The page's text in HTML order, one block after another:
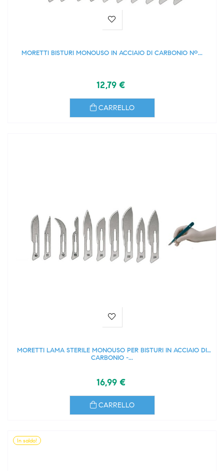
MORETTI BISTURI MONOUSO IN ACCIAIO DI CARBONIO Nº...
12,79 €
CARRELLO
MORETTI LAMA STERILE MONOUSO PER BISTURI IN ACCIAIO DI
CARBONIO -...
16,99 €
CARRELLO
In saldo!